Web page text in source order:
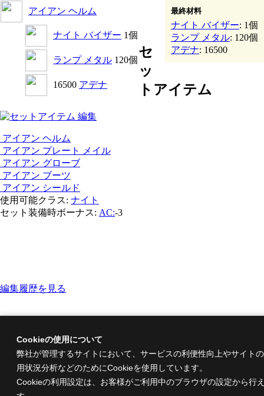
アイアン ヘルム
ナイト バイザー 1個
ランプ メタル 120個
16500 アデナ
最終材料
ナイト バイザー: 1個
ランプ メタル: 120個
アデナ: 16500
セ
ッ
トアイテム
アイアン ヘルム
アイアン プレート メイル
アイアン グローブ
アイアン ブーツ
アイアン シールド
使用可能クラス: ナイト
セット装備時ボーナス: AC:-3
編集履歴を見る
Cookieの使用について
弊社が管理するサイトにおいて、サービスの利便性向上やサイト
用状況分析などのためにCookieを使用しています。
Cookieの利用設定は、お客様がご利用中のブラウザの設定から行